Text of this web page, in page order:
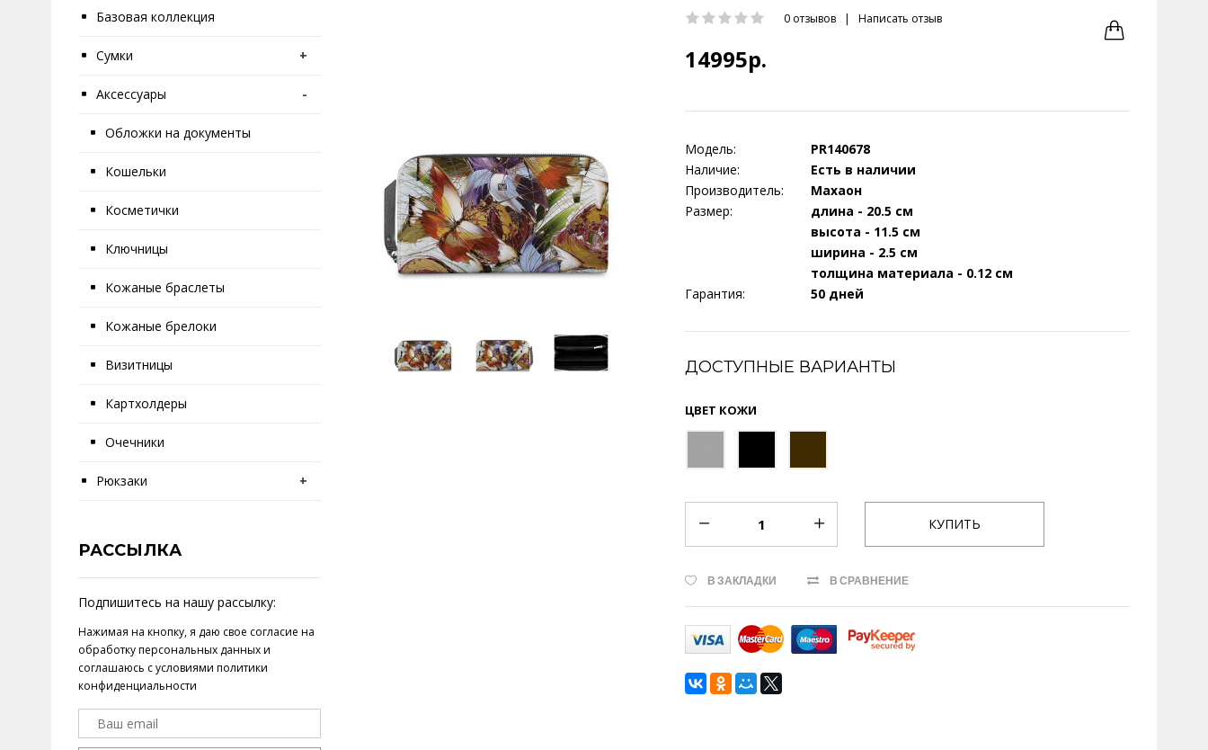
Базовая коллекция
Сумки +
Аксессуары -
Обложки на документы
Кошельки
Косметички
Ключницы
Кожаные браслеты
Кожаные брелоки
Визитницы
Картхолдеры
Очечники
Рюкзаки +
РАССЫЛКА
Подпишитесь на нашу рассылку:
Нажимая на кнопку, я даю свое согласие на
обработку персональных данныхи
соглашаюсь с условиями политики
конфиденциальности
0 отзывов | Написать отзыв
14995р.
Модель:
PR140678
Наличие:
Есть в наличии
Производитель:
Махаон
Размер:
длина - 20.5 см
высота - 11.5 см
ширина - 2.5 см
толщина материала - 0.12 см
Гарантия:
50 дней
ДОСТУПНЫЕ ВАРИАНТЫ
ЦВЕТ КОЖИ
В ЗАКЛАДКИ В СРАВНЕНИЕ